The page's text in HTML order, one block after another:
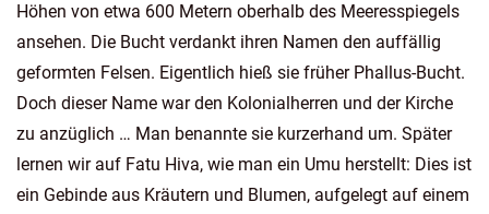
Höhen von etwa 600 Metern oberhalb des Meeresspiegels
ansehen. Die Bucht verdankt ihren Namen den auffällig
geformten Felsen. Eigentlich hieß sie früher Phallus-Bucht.
Doch dieser Name war den Kolonialherren und der Kirche
zu anzüglich … Man benannte sie kurzerhand um. Später
lernen wir auf Fatu Hiva, wie man ein Umu herstellt: Dies ist
ein Gebinde aus Kräutern und Blumen, aufgelegt auf einem